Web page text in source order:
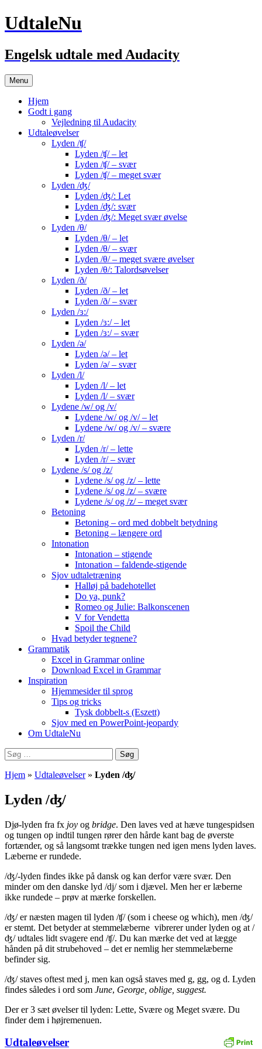
UdtaleNu
Engelsk udtale med Audacity
Menu Hop
til
indhold
Hjem
Godt i gang
Vejledning til Audacity
Udtaleøvelser
Lyden /ʧ/
Lyden /ʧ/ – let
Lyden /ʧ/ – svær
Lyden /ʧ/ – meget svær
Lyden /ʤ/
Lyden /ʤ/: Let
Lyden /ʤ/: svær
Lyden /ʤ/: Meget svær øvelse
Lyden /θ/
Lyden /θ/ – let
Lyden /θ/ – svær
Lyden /θ/ – meget svære øvelser
Lyden /θ/: Talordsøvelser
Lyden /ð/
Lyden /ð/ – let
Lyden /ð/ – svær
Lyden /ɜ:/
Lyden /ɜ:/ – let
Lyden /ɜ:/ – svær
Lyden /ə/
Lyden /ə/ – let
Lyden /ə/ – svær
Lyden /l/
Lyden /l/ – let
Lyden /l/ – svær
Lydene /w/ og /v/
Lydene /w/ og /v/ – let
Lydene /w/ og /v/ – svære
Lyden /r/
Lyden /r/ – lette
Lyden /r/ – svær
Lydene /s/ og /z/
Lydene /s/ og /z/ – lette
Lydene /s/ og /z/ – svære
Lydene /s/ og /z/ – meget svær
Betoning
Betoning – ord med dobbelt betydning
Betoning – længere ord
Intonation
Intonation – stigende
Intonation – faldende-stigende
Sjov udtaletræning
Halløj på badehotellet
Do ya, punk?
Romeo og Julie: Balkonscenen
V for Vendetta
Spoil the Child
Hvad betyder tegnene?
Grammatik
Excel in Grammar online
Download Excel in Grammar
Inspiration
Hjemmesider til sprog
Tips og tricks
Tysk dobbelt-s (Eszett)
Sjov med en PowerPoint-jeopardy
Om UdtaleNu
Søg
efter:
Hjem » Udtaleøvelser» Lyden /ʤ/
Lyden /ʤ/
Djø-lyden fra fx joy og bridge. Den laves ved at hæve tungespidsen
og tungen op indtil tungen rører den hårde kant bag de øverste
fortænder, og så langsomt trække tungen ned igen mens lyden laves.
Læberne er rundede.
/ʤ/-lyden findes ikke på dansk og kan derfor være svær. Den
minder om den danske lyd /dj/ som i djævel. Men her er læberne
ikke rundede – prøv at mærke forskellen.
/ʤ/ er næsten magen til lyden /ʧ/ (som i cheese og which), men /ʤ/
er stemt. Det betyder at stemmelæberne vibrerer under lyden og at /
ʤ/ udtales lidt svagere end /ʧ/. Du kan mærke det ved at lægge
hånden på dit strubehoved – det er nemlig her stemmelæberne
befinder sig.
/ʤ/ staves oftest med j, men kan også staves med g, gg, og d. Lyden
findes således i ord som June, George, oblige, suggest.
Der er 3 sæt øvelser til lyden: Lette, Svære og Meget svære. Du
finder dem i højremenuen.
Udtaleøvelser